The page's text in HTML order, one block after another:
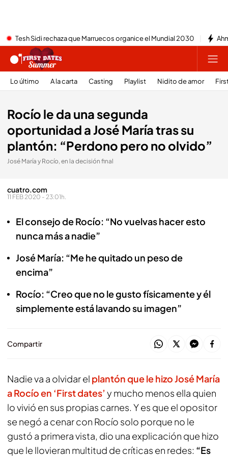
Tesh Sidi rechaza que Marruecos organice el Mundial 2030
Lo último A la carta Casting Playlist Nidito de amor
Rocío le da una segunda
oportunidad a José María tras su
plantón: “Perdono pero no olvido”
José María y Rocío, en la decisión final
cuatro.com
11 FEB 2020 - 23:01h.
El consejo de Rocío: “No vuelvas hacer esto
nunca más a nadie”
José María: “Me he quitado un peso de
encima”
Rocío: “Creo que no le gusto físicamente y él
simplemente está lavando su imagen”
Compartir
Nadie va a olvidar el plantón que le hizo José María
a Rocío en ‘First dates’y mucho menos ella quien
lo vivió en sus propias carnes. Y es que el opositor
se negó a cenar con Rocío solo porque no le
gustó a primera vista, dio una explicación que hizo
que le llovieran multitud de críticas en redes: “Es